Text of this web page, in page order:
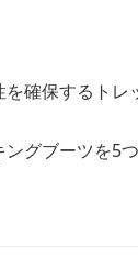
確保するトレ
グブーツを5